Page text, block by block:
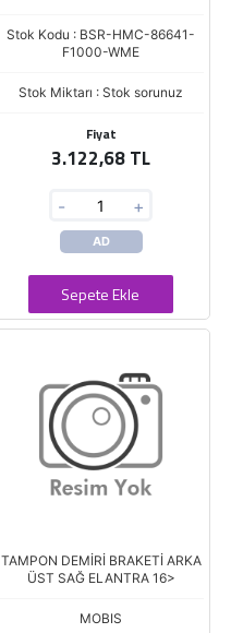
Stok Kodu : BSR-HMC-86641-
F1000-WME
Stok Miktarı : Stok sorunuz
Fiyat
3.122,68 TL
- +
AD
Sepete Ekle
TAMPON DEMİRİ BRAKETİ ARKA
ÜST SAĞ ELANTRA 16>
MOBIS